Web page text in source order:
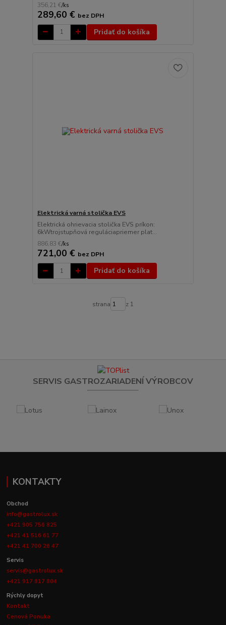
356,21 €/ks
289,60 € bez DPH
Pridať do košíka
Elektrická varná stolička EVS
Elektrická ohrievacia stolička EVS príkon:
6kWtrojstupňová reguláciapriemer plat...
886,83 €/ks
721,00 € bez DPH
Pridať do košíka
strana z 1
SERVIS GASTROZARIADENÍ VÝROBCOV
KONTAKTY
Obchod
info@gastrolux.sk
+421 905 756 825
+421 41 516 61 77
+421 41 700 26 47
Servis
servis@gastrolux.sk
+421 917 817 804
Rýchly dopyt
Kontakt
Cenová Ponuka